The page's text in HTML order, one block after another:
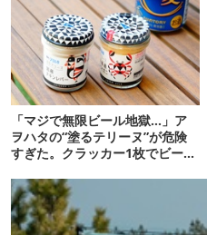
「マジで無限ビール地獄…」ア
ヲハタの“塗るテリーヌ”が危険
すぎた。クラッカー1枚でビール